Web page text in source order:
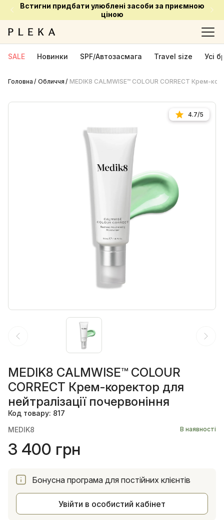
Встигни придбати улюблені засоби за приємною
ціною
SALE Новинки SPF/Автозасмага Travel size Усі
Головна Обличчя MEDIK8 CALMWISE™ COLOUR CORRECT Крем-
4.7/5
MEDIK8 CALMWISE™ COLOUR
CORRECT Крем-коректор для
нейтралізації почервоніння
Код товару: 817
MEDIK8
В наявності
3 400 грн
Бонусна програма для постійних клієнтів
Увійти в особистий кабінет